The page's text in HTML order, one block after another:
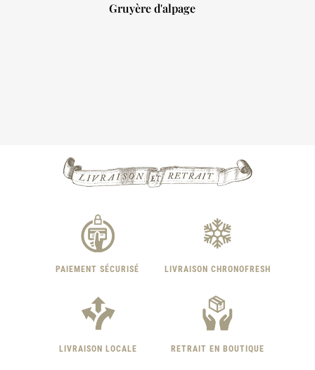
Gruyère d'alpage
PAIEMENT SÉCURISÉ LIVRAISON CHRONOFRESH
LIVRAISON LOCALE RETRAIT EN BOUTIQUE